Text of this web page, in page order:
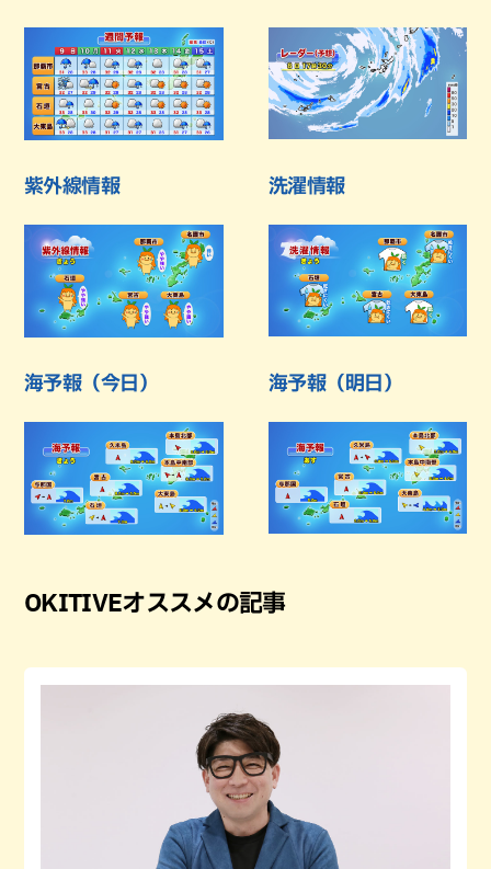
紫外線情報 洗濯情報
海予報（今日） 海予報（明日）
OKITIVEオススメの記事